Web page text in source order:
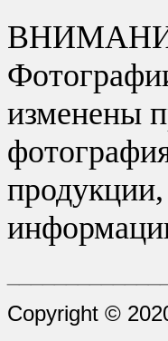
изменены
Copyright ©